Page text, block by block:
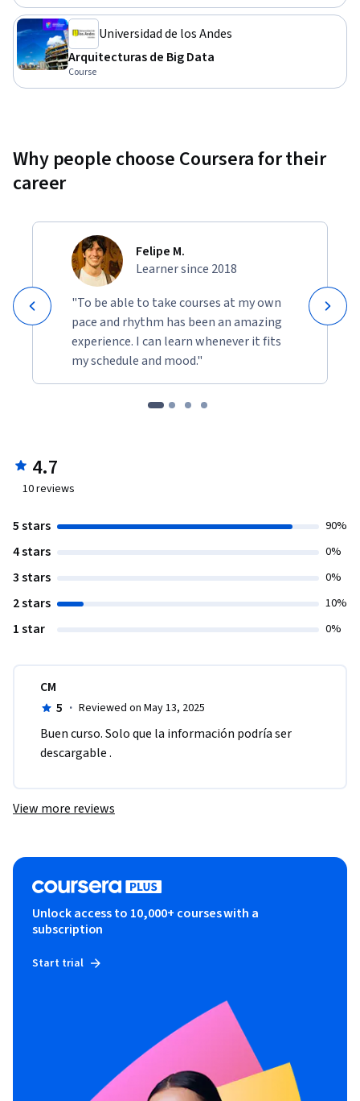
Universidad de los Andes
Arquitecturas de Big Data
Course
Why people choose Coursera for their
career
Felipe M.
Learner since 2018
"To be able to take courses at my own
pace and rhythm has been an amazing
experience. I can learn whenever it fits
my schedule and mood."
4.7
10reviews
5 stars 90%
4 stars 0%
3 stars 0%
2 stars 10%
1 star 0%
CM
5 · Reviewed on May 13, 2025
Buen curso. Solo que la información podría ser
descargable .
View more reviews
Unlock access to 10,000+ courses with a
subscription
Start trial